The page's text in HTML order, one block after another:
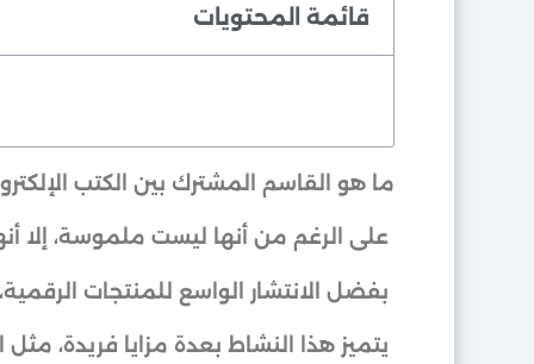
قائمة المحتويات
ما هو القاسم المشترك بين الكتب
على الرغم من أنها ليست ملموسة، إلا
بفضل الانتشار الواسع للمنتجات
يتميز هذا النشاط بعدة مزايا فريدة،